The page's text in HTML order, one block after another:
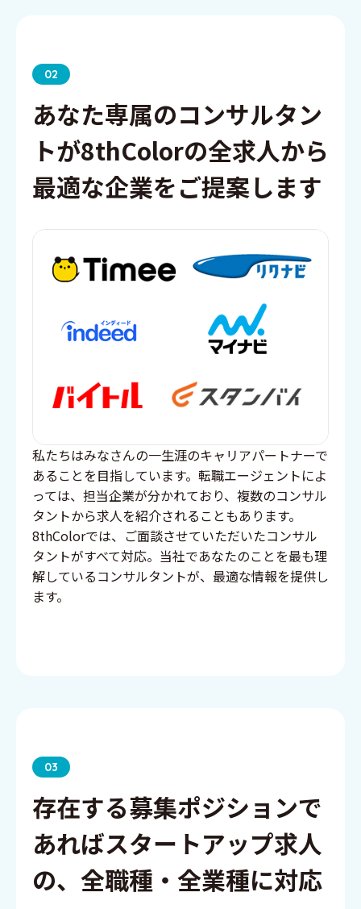
02
あなた専属のコンサルタン
トが8thColorの全求人から
最適な企業をご提案します
私たちはみなさんの一生涯のキャリアパートナーで
あることを目指しています。転職エージェントによ
っては、担当企業が分かれており、複数のコンサル
タントから求人を紹介されることもあります。
8thColorでは、ご面談させていただいたコンサル
タントがすべて対応。当社であなたのことを最も理
解しているコンサルタントが、最適な情報を提供し
ます。
03
存在する募集ポジションで
あればスタートアップ求人
の、全職種・全業種に対応